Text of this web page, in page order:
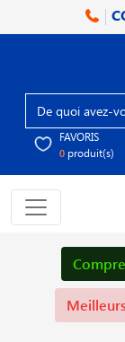
FAVORIS
0 produit(s)